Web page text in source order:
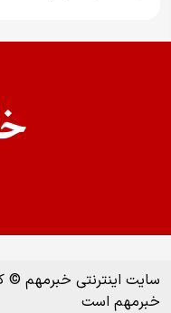
سایت اینترنتی خبرمهم ©
خبرمهم است